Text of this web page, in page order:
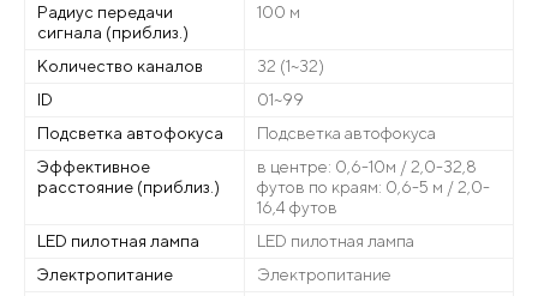
Радиус передачи
сигнала (приблиз.)
100 м
Количество каналов
32 (1~32)
ID
01~99
Подсветка автофокуса
Подсветка автофокуса
Эффективное
расстояние (приблиз.)
в центре: 0,6-10м / 2,0-32,8
футов по краям: 0,6-5 м / 2,0-
16,4 футов
LED пилотная лампа
LED пилотная лампа
Электропитание
Электропитание